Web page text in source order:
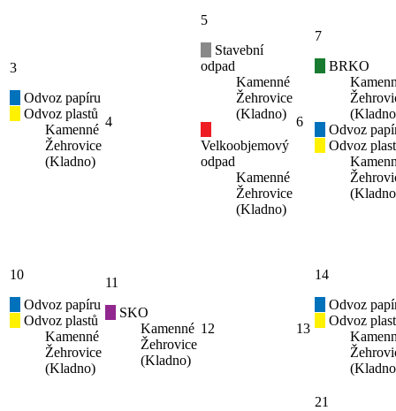
3
Odvoz papíru
Odvoz plastů
Kamenné
Žehrovice
(Kladno)
4
5
Stavební
odpad
Kamenné
Žehrovice
(Kladno)
Velkoobjemový
odpad
Kamenné
Žehrovice
(Kladno)
6
7
BRKO
Odvoz
Odvoz
10
Odvoz papíru
Odvoz plastů
Kamenné
Žehrovice
(Kladno)
11
SKO
Kamenné
Žehrovice
(Kladno)
12 13
14
Odvoz
Odvoz
21